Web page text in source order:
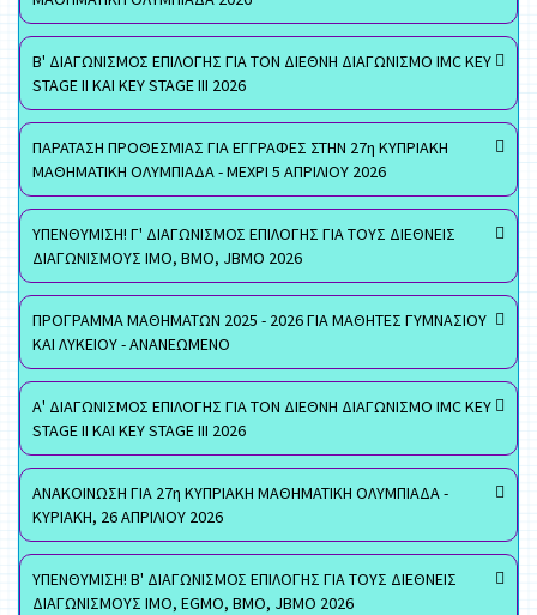
Β' ΔΙΑΓΩΝΙΣΜΟΣ ΕΠΙΛΟΓΗΣ ΓΙΑ ΤΟΝ ΔΙΕΘΝΗ ΔΙΑΓΩΝΙΣΜΟ IMC KEY
STAGE II ΚΑΙ KEY STAGE III 2026
ΠΑΡΑΤΑΣΗ ΠΡΟΘΕΣΜΙΑΣ ΓΙΑ ΕΓΓΡΑΦΕΣ ΣΤΗΝ 27η ΚΥΠΡΙΑΚΗ
ΜΑΘΗΜΑΤΙΚΗ ΟΛΥΜΠΙΑΔΑ - ΜΕΧΡΙ 5 ΑΠΡΙΛΙΟΥ 2026
ΥΠΕΝΘΥΜΙΣΗ! Γ' ΔΙΑΓΩΝΙΣΜΟΣ ΕΠΙΛΟΓΗΣ ΓΙΑ ΤΟΥΣ ΔΙΕΘΝΕΙΣ
ΔΙΑΓΩΝΙΣΜΟΥΣ ΙΜΟ, ΒΜΟ, JBMO 2026
ΠΡΟΓΡΑΜΜΑ ΜΑΘΗΜΑΤΩΝ 2025 - 2026 ΓΙΑ ΜΑΘΗΤΕΣ ΓΥΜΝΑΣΙΟΥ
ΚΑΙ ΛΥΚΕΙΟΥ - ΑΝΑΝΕΩΜΕΝΟ
Α' ΔΙΑΓΩΝΙΣΜΟΣ ΕΠΙΛΟΓΗΣ ΓΙΑ ΤΟΝ ΔΙΕΘΝΗ ΔΙΑΓΩΝΙΣΜΟ IMC KEY
STAGE II ΚΑΙ KEY STAGE III 2026
ΑΝΑΚΟΙΝΩΣΗ ΓΙΑ 27η ΚΥΠΡΙΑΚΗ ΜΑΘΗΜΑΤΙΚΗ ΟΛΥΜΠΙΑΔΑ -
ΚΥΡΙΑΚΗ, 26 ΑΠΡΙΛΙΟΥ 2026
ΥΠΕΝΘΥΜΙΣΗ! Β' ΔΙΑΓΩΝΙΣΜΟΣ ΕΠΙΛΟΓΗΣ ΓΙΑ ΤΟΥΣ ΔΙΕΘΝΕΙΣ
ΔΙΑΓΩΝΙΣΜΟΥΣ ΙΜΟ, EGMO, ΒΜΟ, JBMO 2026